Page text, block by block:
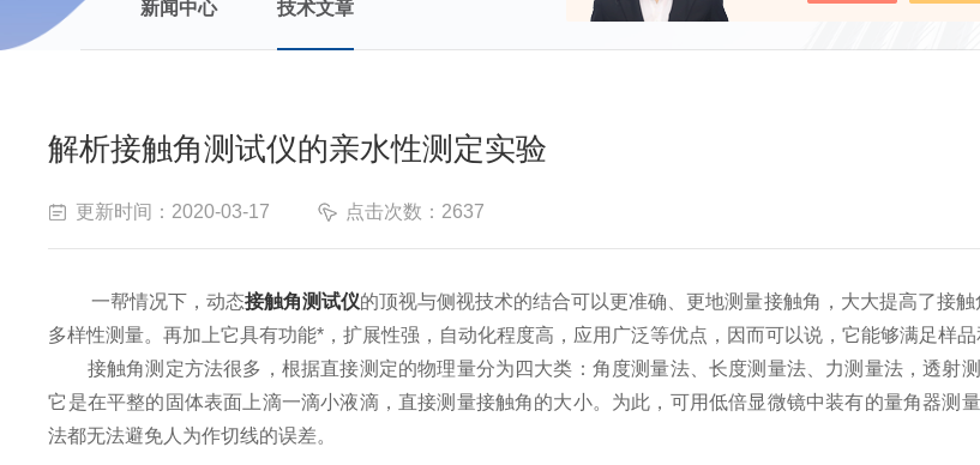
新闻中心 技术文章 当前
解析接触角测试仪的亲水性测定实验
更新时间：2020-03-17 点击次数：2637
一帮情况下，动态接触角测试仪的顶视与侧视技术的结合可以更准确、更地测量接触角，大大提高了接
多样性测量。再加上它具有功能*，扩展性强，自动化程度高，应用广泛等优点，因而可以说，它能够满足样品
接触角测定方法很多，根据直接测定的物理量分为四大类：角度测量法、长度测量法、力测量法，透射
它是在平整的固体表面上滴一滴小液滴，直接测量接触角的大小。为此，可用低倍显微镜中装有的量角器测
法都无法避免人为作切线的误差。